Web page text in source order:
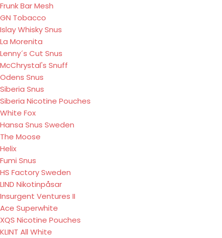
Frunk Bar Mesh
GN Tobacco
Islay Whisky Snus
La Morenita
Lenny´s Cut Snus
McChrystal's Snuff
Odens Snus
Siberia Snus
Siberia Nicotine Pouches
White Fox
Hansa Snus Sweden
The Moose
Helix
Fumi Snus
HS Factory Sweden
LIND Nikotinpåsar
Insurgent Ventures II
Ace Superwhite
XQS Nicotine Pouches
KLINT All White